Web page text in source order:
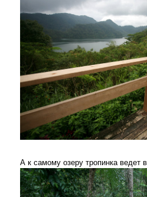
А к самому озеру тропинка ведет